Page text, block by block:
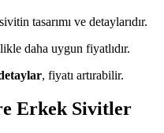
tasarımı ve detaylarıdır.
daha uygun fiyatlıdır.
, fiyatı artırabilir.
Erkek Sivitler